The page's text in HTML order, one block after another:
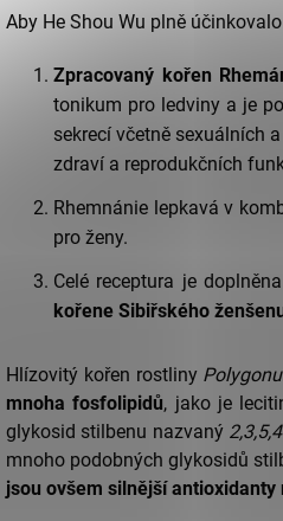
Aby He Shou Wu plně
Zpracovaný kořen
tonikum pro ledviny a je
sekrecí včetně sexuálních
zdraví a reprodukčních
Rhemnánie lepkavá v
pro ženy.
Celé receptura je
kořene Sibiřského
Hlízovitý kořen rostliny
mnoha fosfolipidů, jako je
glykosid stilbenu nazvaný
mnoho podobných glykosidů
jsou ovšem silnější